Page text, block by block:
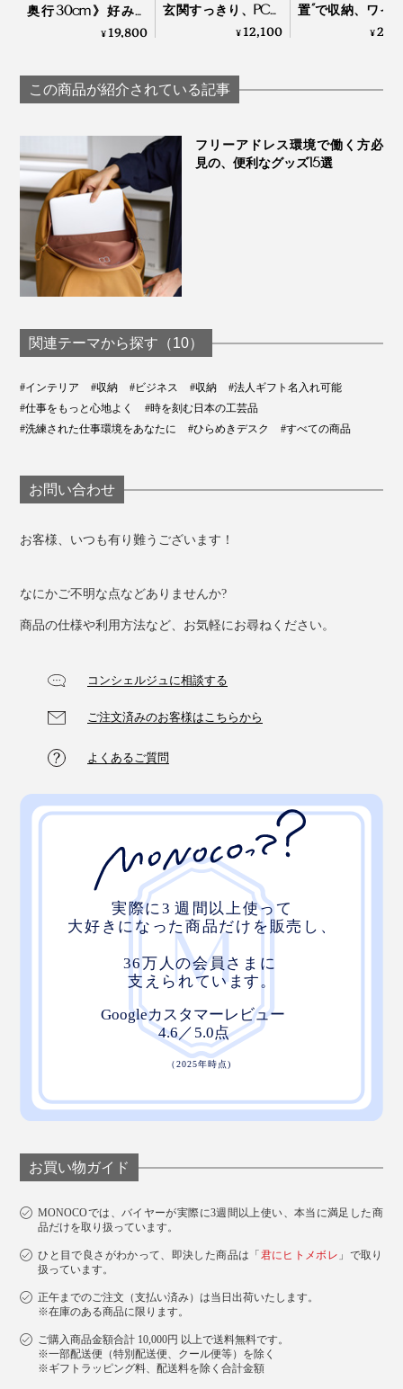
奥行30cm》好みの
配色で積み重ねも自
¥19,800
玄関すっきり、PCも
載せられる「カウン
ワー
¥12,100
置”で収納、ワイ
ス充電台つきの
¥
この商品が紹介されている記事
フリーアドレス環境で働く方必
見の、便利なグッズ15選
関連テーマから探す（10）
#インテリア #収納 #ビジネス #収納
#法人ギフト名入れ可能
#仕事をもっと心地よく
#時を刻む日本の工芸品
#洗練された仕事環境をあなたに
#ひらめきデスク #すべての商品
お問い合わせ
お客様、いつも有り難うございます！
なにかご不明な点などありませんか?
商品の仕様や利用方法など、お気軽にお尋ねください。
コンシェルジュに相談する
ご注文済みのお客様はこちらから
よくあるご質問
お買い物ガイド
MONOCOでは、バイヤーが実際に3週間以上使い、本当に満足した商
品だけを取り扱っています。
ひと目で良さがわかって、即決した商品は「 君にヒトメボレ 」で取り
扱っています。
正午までのご注文（支払い済み）は当日出荷いたします。
※在庫のある商品に限ります。
ご購入商品金額合計 10,000円 以上で送料無料です。
※一部配送便（特別配送便、クール便等）を除く
※ギフトラッピング料、配送料を除く合計金額